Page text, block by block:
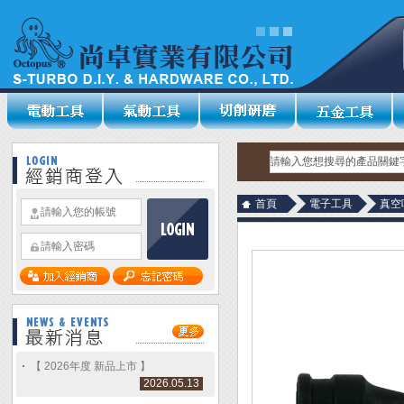
【 2026年度 新品上市 】
2026.05.13
首頁 電子工具 真空